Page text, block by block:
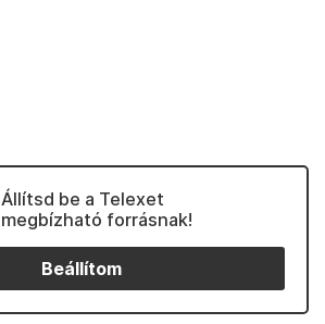
Állítsd be a Telexet
megbízható forrásnak!
Beállítom